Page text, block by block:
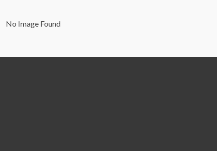
No Image Found